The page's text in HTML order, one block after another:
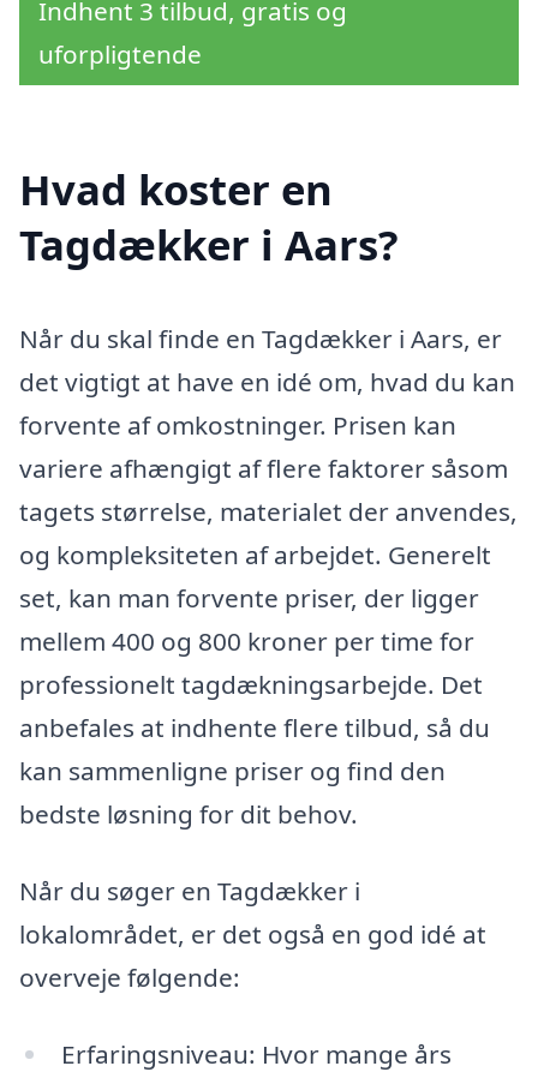
Indhent 3 tilbud, gratis og
uforpligtende
Hvad koster en
Tagdækker i Aars?
Når du skal finde en Tagdækker i Aars, er
det vigtigt at have en idé om, hvad du kan
forvente af omkostninger. Prisen kan
variere afhængigt af flere faktorer såsom
tagets størrelse, materialet der anvendes,
og kompleksiteten af arbejdet. Generelt
set, kan man forvente priser, der ligger
mellem 400 og 800 kroner per time for
professionelt tagdækningsarbejde. Det
anbefales at indhente flere tilbud, så du
kan sammenligne priser og find den
bedste løsning for dit behov.
Når du søger en Tagdækker i
lokalområdet, er det også en god idé at
overveje følgende:
Erfaringsniveau: Hvor mange års